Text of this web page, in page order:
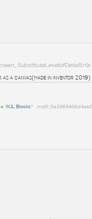
a canvas(made in inventor 2019)
WJL Blocks^ • md5: